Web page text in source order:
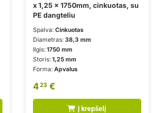
x 1,25 x 1750mm, cinkuotas, su
PE dangteliu
Spalva: Cinkuotas
Diametras: 38,3 mm
Ilgis: 1750 mm
Storis: 1,25 mm
Forma: Apvalus
423 €
Į krepšelį